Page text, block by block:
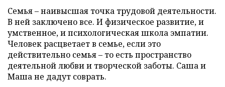
Семья – наивысшая точка трудовой деятельности.
В ней заключено все. И физическое развитие, и
умственное, и психологическая школа эмпатии.
Человек расцветает в семье, если это
действительно семья – то есть пространство
деятельной любви и творческой заботы. Саша и
Маша не дадут соврать.